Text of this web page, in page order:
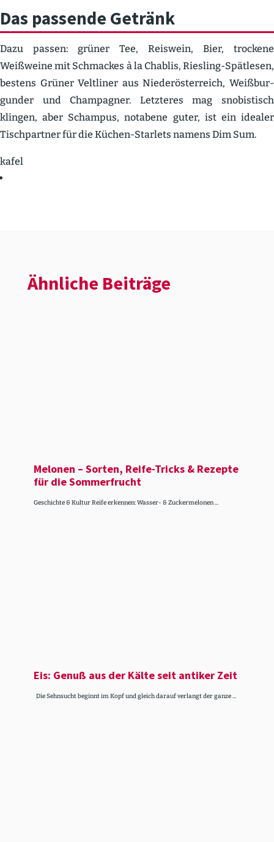
Das passende Getränk
Dazu passen: grüner Tee, Reiswein, Bier, trockene
Weißweine mit Schmackes à la Chablis, Riesling-Spätlesen,
bestens Grüner Veltliner aus Nieder­ös­ter­reich, Weißbur­
gunder und Champagner. Letzteres mag snobis­tisch
klingen, aber Schampus, notabene guter, ist ein idealer
Tisch­partner für die Küchen-Starlets namens Dim Sum.
kafel
Ähnliche Beiträge
Melonen – Sorten, Reife-Tricks & Rezepte
für die Sommer­frucht
Geschichte & Kultur Reife erkennen: Wasser- & Zuckermelonen ...
Eis: Genuß aus der Kälte seit antiker Zeit
Die Sehnsucht beginnt im Kopf und gleich darauf verlangt der ganze ...